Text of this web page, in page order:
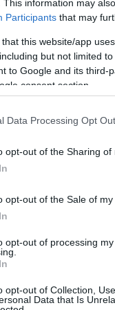
This information may
Participants that may
that this website/app
but not limited
to Google and its third-
consent section.
Data Processing Opt
opt-out of the Sharing of
opt-out of the Sale of my
opt-out of processing
opt-out of Collection,
Data that Is
prijzen en rode
andere
6,10%ervaren en
je klaar om de
de stijging
aan verschillende
eerste heeft
via hun
van de token
van
met het ticker